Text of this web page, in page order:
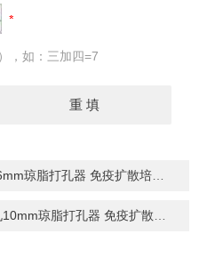
，如：三加四=7
脂打孔器 免疫扩散培养基打孔
琼脂打孔器 免疫扩散培养基打孔